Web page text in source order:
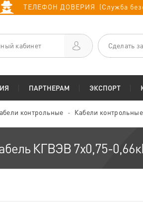
ТЕЛЕФОН ДОВЕРИЯ (Служба
кабинет Сделать
ПАРТНЕРАМ ЭКСПОРТ
контрольные Кабели
КГВЭВ 7х0,75-